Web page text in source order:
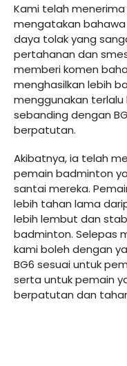
Kami telah
mengatakan bahawa
daya tolak yang
pertahanan dan
memberi komen
menghasilkan lebih
menggunakan terlalu
sebanding dengan
berpatutan.
Akibatnya, ia telah
pemain badminton
santai mereka.
lebih tahan lama
lebih lembut dan
badminton. Selepas
kami boleh dengan
BG6 sesuai untuk
serta untuk pemain
berpatutan dan